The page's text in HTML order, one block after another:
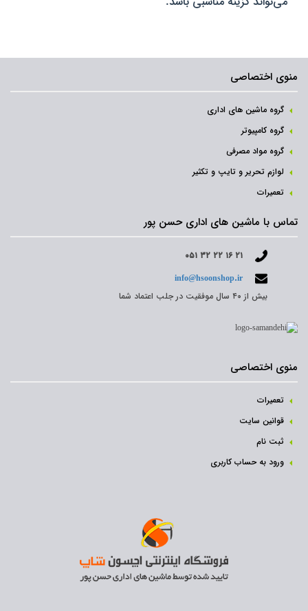
منوی اختصاصی
گروه ماشین های اداری
گروه کامپیوتر
گروه مواد مصرفی
لوازم تحریر و تایپ و تکثیر
تعمیرات
تماس با ماشین های اداری حسن پور
۰۵۱ ۳۲ ۲۲ ۱۶ ۲۱
info@hsoonshop.ir
بیش از ۴۰ سال موفقیت در جلب اعتماد شما
منوی اختصاصی
تعمیرات
قوانین سایت
ثبت نام‌
ورود به حساب کاربری